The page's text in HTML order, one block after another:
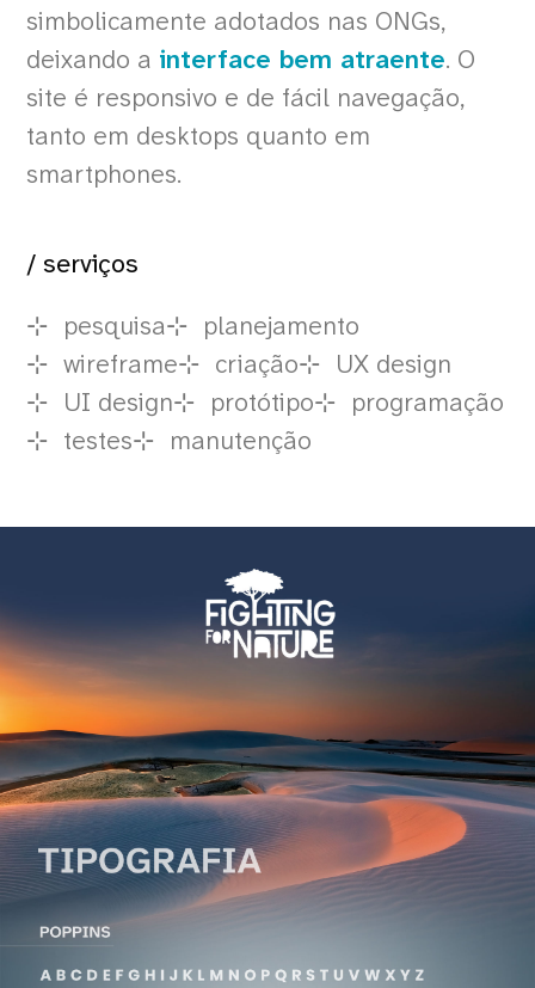
simbolicamente adotados nas ONGs,
deixando a interface bem atraente. O
site é responsivo e de fácil navegação,
tanto em desktops quanto em
smartphones.
/ serviços
pesquisa
planejamento
wireframe
criação
UX design
UI design
protótipo
programação
testes
manutenção